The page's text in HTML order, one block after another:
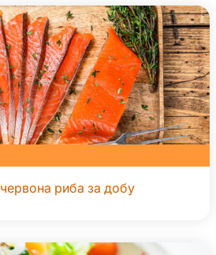
риба за добу